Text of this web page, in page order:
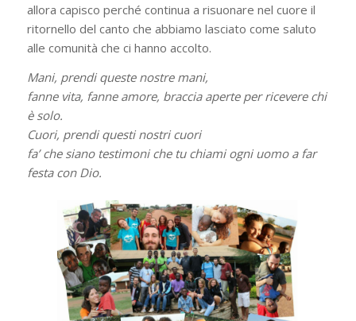
allora capisco perché continua a risuonare nel cuore il
ritornello del canto che abbiamo lasciato come saluto
alle comunità che ci hanno accolto.
Mani, prendi queste nostre mani,
fanne vita, fanne amore, braccia aperte per ricevere chi
è solo.
Cuori, prendi questi nostri cuori
fa’ che siano testimoni che tu chiami ogni uomo a far
festa con Dio.